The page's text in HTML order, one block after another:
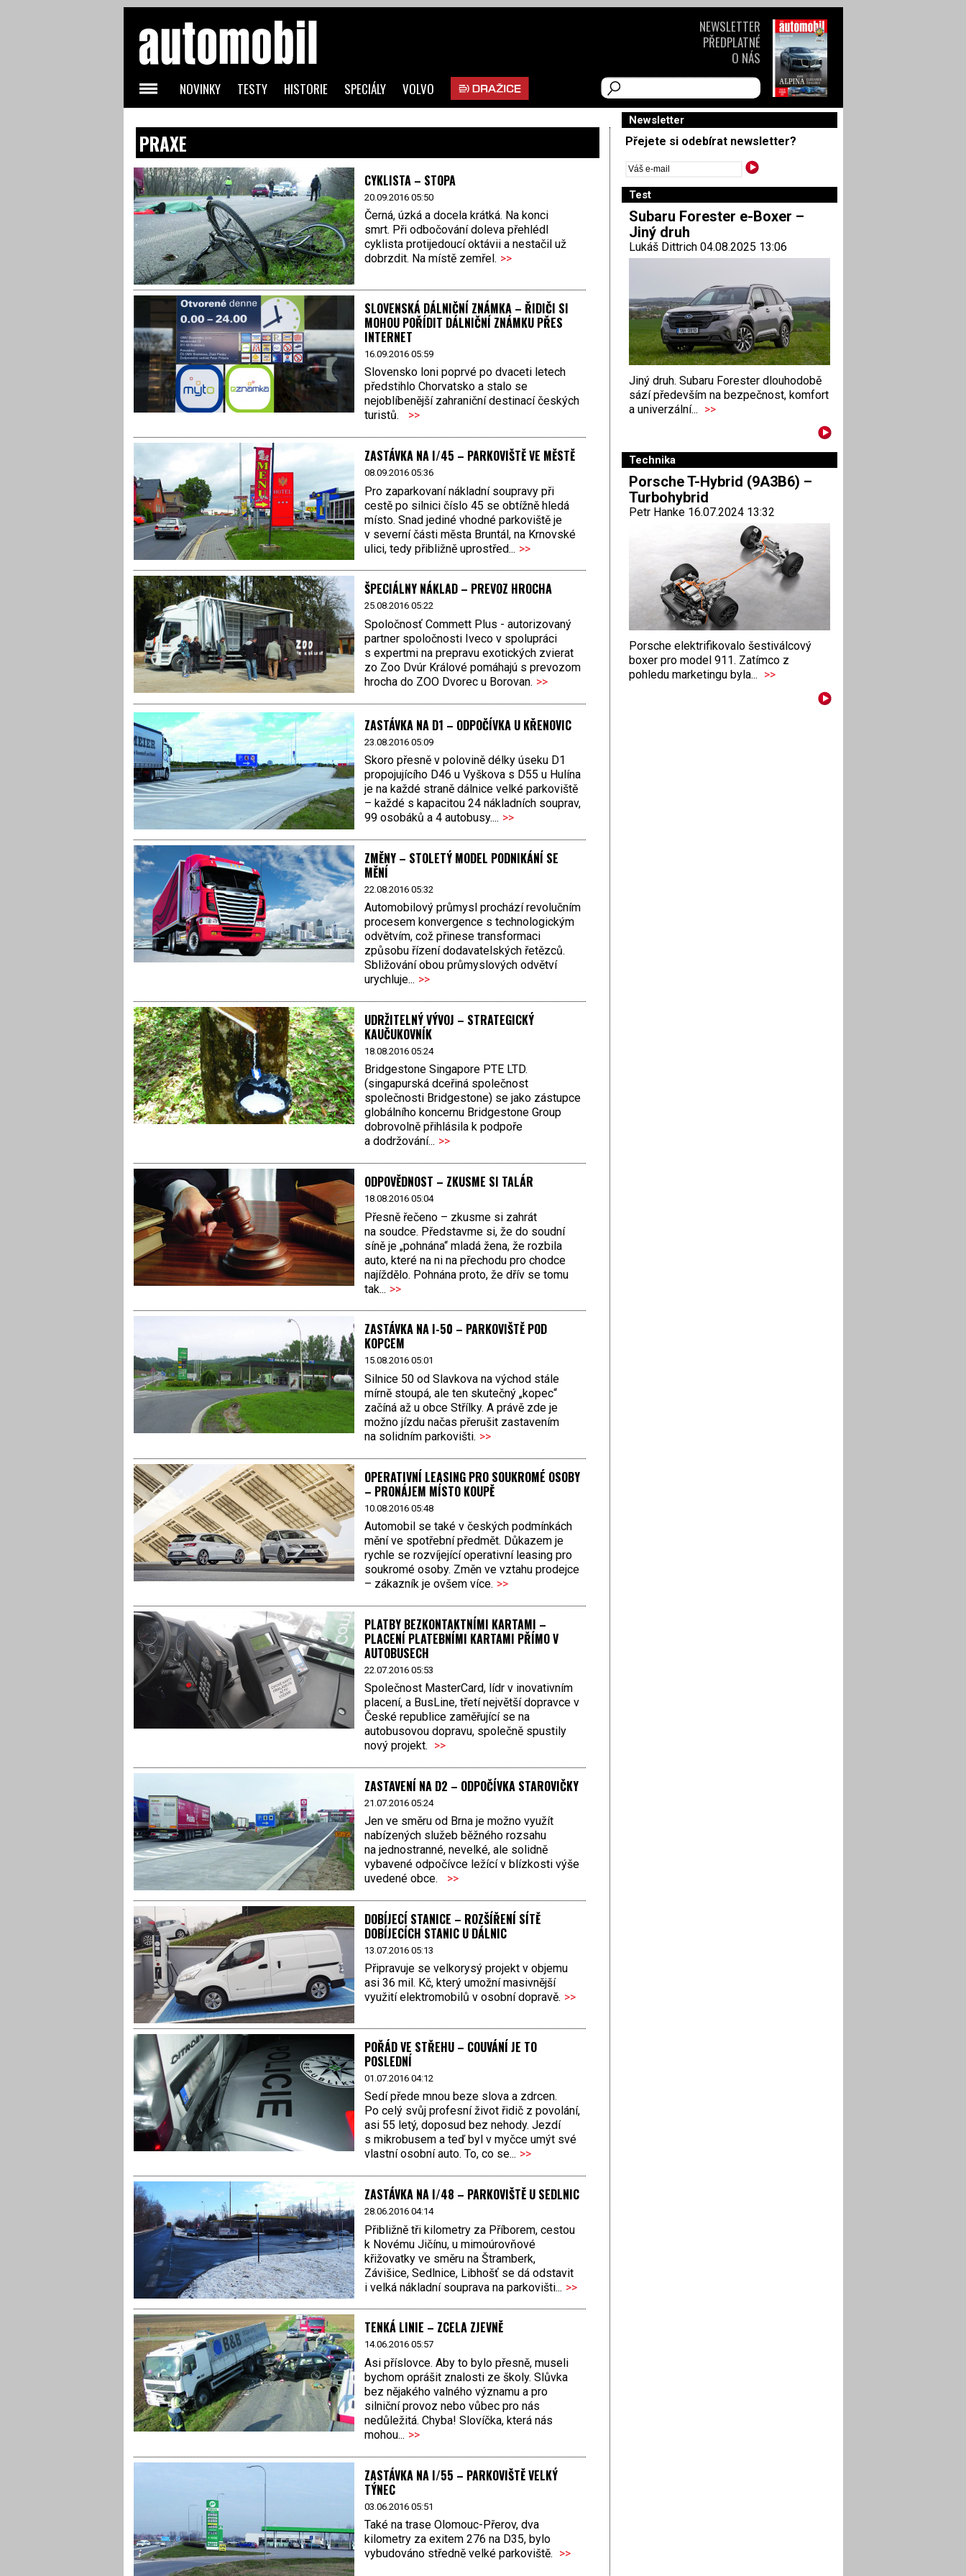
PRAXE
CYKLISTA – STOPA
20.09.2016 05:50
Černá, úzká a docela krátká. Na konci
smrt. Při odbočování doleva přehlédl
cyklista protijedoucí oktávii a nestačil už
dobrzdit. Na místě zemřel. >>
SLOVENSKÁ DÁLNIČNÍ ZNÁMKA – ŘIDIČI SI
MOHOU POŘÍDIT DÁLNIČNÍ ZNÁMKU PŘES
INTERNET
16.09.2016 05:59
Slovensko loni poprvé po dvaceti letech
předstihlo Chorvatsko a stalo se
nejoblíbenější zahraniční destinací českých
turistů.
>>
ZASTÁVKA NA I/45 – PARKOVIŠTĚ VE MĚSTĚ
08.09.2016 05:36
Pro zaparkovaní nákladní soupravy při
cestě po silnici číslo 45 se obtížně hledá
místo. Snad jediné vhodné parkoviště je
v severní části města Bruntál, na Krnovské
ulici, tedy přibližně uprostřed... >>
ŠPECIÁLNY NÁKLAD – PREVOZ HROCHA
25.08.2016 05:22
Spoločnosť Commett Plus - autorizovaný
partner spoločnosti Iveco v spolupráci
s expertmi na prepravu exotických zvierat
zo Zoo Dvúr Králové pomáhajú s prevozom
hrocha do ZOO Dvorec u Borovan. >>
ZASTÁVKA NA D1 – ODPOČÍVKA U KŘENOVIC
23.08.2016 05:09
Skoro přesně v polovině délky úseku D1
propojujícího D46 u Vyškova s D55 u Hulína
je na každé straně dálnice velké parkoviště
– každé s kapacitou 24 nákladních souprav,
99 osobáků a 4 autobusy.... >>
ZMĚNY – STOLETÝ MODEL PODNIKÁNÍ SE
MĚNÍ
22.08.2016 05:32
Automobilový průmysl prochází revolučním
procesem konvergence s technologickým
odvětvím, což přinese transformaci
způsobu řízení dodavatelských řetězců.
Sbližování obou průmyslových odvětví
urychluje... >>
UDRŽITELNÝ VÝVOJ – STRATEGICKÝ
KAUČUKOVNÍK
18.08.2016 05:24
Bridgestone Singapore PTE LTD.
(singapurská dceřiná společnost
společnosti Bridgestone) se jako zástupce
globálního koncernu Bridgestone Group
dobrovolně přihlásila k podpoře
a dodržování... >>
ODPOVĚDNOST – ZKUSME SI TALÁR
18.08.2016 05:04
Přesně řečeno – zkusme si zahrát
na soudce. Představme si, že do soudní
síně je „pohnána“ mladá žena, že rozbila
auto, které na ni na přechodu pro chodce
najíždělo. Pohnána proto, že dřív se tomu
tak... >>
ZASTÁVKA NA I-50 – PARKOVIŠTĚ POD
KOPCEM
15.08.2016 05:01
Silnice 50 od Slavkova na východ stále
mírně stoupá, ale ten skutečný „kopec“
začíná až u obce Střílky. A právě zde je
možno jízdu načas přerušit zastavením
na solidním parkovišti. >>
OPERATIVNÍ LEASING PRO SOUKROMÉ OSOBY
– PRONÁJEM MÍSTO KOUPĚ
10.08.2016 05:48
Automobil se také v českých podmínkách
mění ve spotřební předmět. Důkazem je
rychle se rozvíjející operativní leasing pro
soukromé osoby. Změn ve vztahu prodejce
– zákazník je ovšem více. >>
PLATBY BEZKONTAKTNÍMI KARTAMI –
PLACENÍ PLATEBNÍMI KARTAMI PŘÍMO V
AUTOBUSECH
22.07.2016 05:53
Společnost MasterCard, lídr v inovativním
placení, a BusLine, třetí největší dopravce v
České republice zaměřující se na
autobusovou dopravu, společně spustily
nový projekt. >>
ZASTAVENÍ NA D2 – ODPOČÍVKA STAROVIČKY
21.07.2016 05:24
Jen ve směru od Brna je možno využít
nabízených služeb běžného rozsahu
na jednostranné, nevelké, ale solidně
vybavené odpočívce ležící v blízkosti výše
uvedené obce.
>>
DOBÍJECÍ STANICE – ROZŠÍŘENÍ SÍTĚ
DOBÍJECÍCH STANIC U DÁLNIC
13.07.2016 05:13
Připravuje se velkorysý projekt v objemu
asi 36 mil. Kč, který umožní masivnější
využití elektromobilů v osobní dopravě. >>
POŘÁD VE STŘEHU – COUVÁNÍ JE TO
POSLEDNÍ
01.07.2016 04:12
Sedí přede mnou beze slova a zdrcen.
Po celý svůj profesní život řidič z povolání,
asi 55 letý, doposud bez nehody. Jezdí
s mikrobusem a teď byl v myčce umýt své
vlastní osobní auto. To, co se... >>
ZASTÁVKA NA I/48 – PARKOVIŠTĚ U SEDLNIC
28.06.2016 04:14
Přibližně tři kilometry za Příborem, cestou
k Novému Jičínu, u mimoúrovňové
křižovatky ve směru na Štramberk,
Závišice, Sedlnice, Libhošť se dá odstavit
i velká nákladní souprava na parkovišti... >>
TENKÁ LINIE – ZCELA ZJEVNĚ
14.06.2016 05:57
Asi příslovce. Aby to bylo přesně, museli
bychom oprášit znalosti ze školy. Slůvka
bez nějakého valného významu a pro
silniční provoz nebo vůbec pro nás
nedůležitá. Chyba! Slovíčka, která nás
mohou... >>
ZASTÁVKA NA I/55 – PARKOVIŠTĚ VELKÝ
TÝNEC
03.06.2016 05:51
Také na trase Olomouc-Přerov, dva
kilometry za exitem 276 na D35, bylo
vybudováno středně velké parkoviště. >>
Newsletter
Přejete si odebírat newsletter?
Test
Subaru Forester e-Boxer –
Jiný druh
Lukáš Dittrich 04.08.2025 13:06
Jiný druh. Subaru Forester dlouhodobě
sází především na bezpečnost, komfort
a univerzální... >>
Technika
Porsche T-Hybrid (9A3B6) –
Turbohybrid
Petr Hanke 16.07.2024 13:32
Porsche elektrifikovalo šestiválcový
boxer pro model 911. Zatímco z
pohledu marketingu byla... >>
NOVINKY TESTY HISTORIE SPECIÁLY VOLVO
NEWSLETTER
PŘEDPLATNÉ
O NÁS